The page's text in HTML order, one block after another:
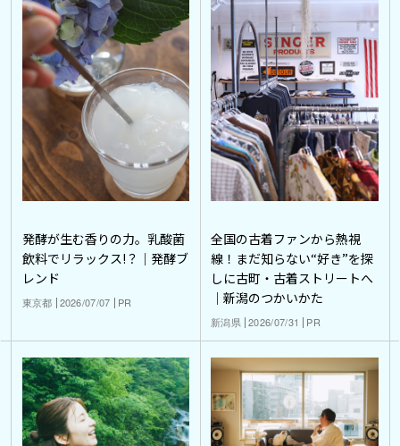
発酵が生む香りの力。乳酸菌
飲料でリラックス!？｜発酵ブ
レンド
東京都 2026/07/07 PR
全国の古着ファンから熱視
線！まだ知らない“好き”を探
しに古町・古着ストリートへ
｜新潟のつかいかた
新潟県 2026/07/31 PR